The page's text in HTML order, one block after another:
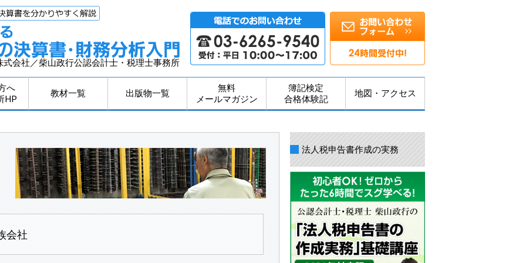
会社／柴山政行公認会計士・税理士事務所
へ
HP
教材一覧 出版物一覧
無料
メールマガジン
簿記検定
合格体験記
地図・アクセス
会社
法人税申告書作成の実務